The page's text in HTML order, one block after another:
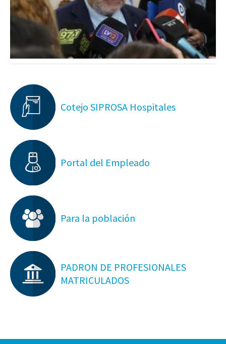
Cotejo SIPROSA Hospitales
Portal del Empleado
Para la población
PADRON DE PROFESIONALES
MATRICULADOS